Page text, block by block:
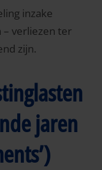
inzake
verliezen ter
zijn.
jaren